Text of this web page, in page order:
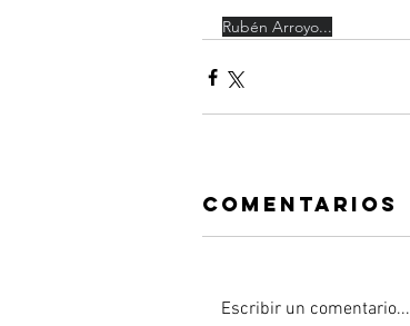
Rubén Arroyo...
Comentarios
Escribir un comentario...